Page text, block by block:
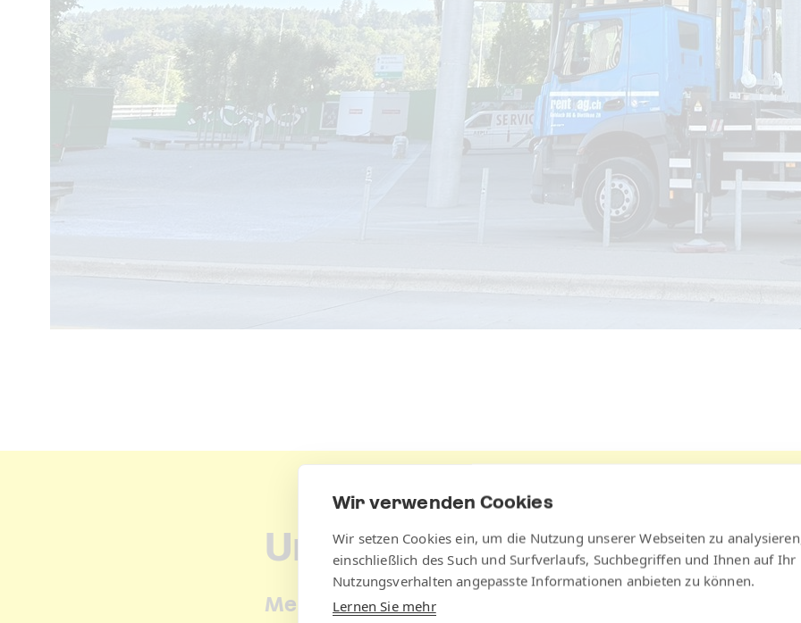
Wir verwenden Cookies
Wir setzen Cookies ein, um die Nutzung unserer Webseiten zu
einschließlich des Such und Surfverlaufs, Suchbegriffen und Ihnen auf Ihr
Nutzungsverhalten angepasste Informationen anbieten zu können.
Lernen Sie mehr
Unser Angebot in Zahlen
Mehr als